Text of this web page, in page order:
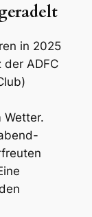
in 2025
ADFC
Wetter.